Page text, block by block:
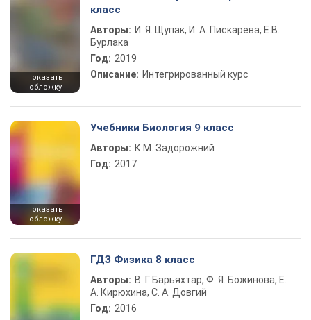
показать
обложку
класс
Авторы: И. Я. Щупак, И. А. Пискарева, Е.В.
Бурлака
Год: 2019
Описание: Интегрированный курс
показать
обложку
Учебники Биология 9 класс
Авторы: К.М. Задорожний
Год: 2017
ГДЗ Физика 8 класс
Авторы: В. Г. Барьяхтар, Ф. Я. Божинова, Е.
А. Кирюхина, С. А. Довгий
Год: 2016